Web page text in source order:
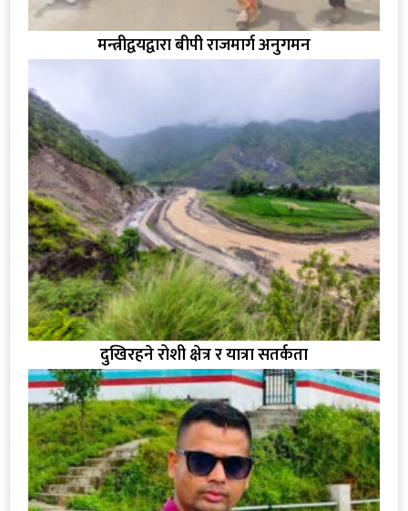
मन्त्रीद्वयद्वारा बीपी राजमार्ग अनुगमन
दुखिरहने रोशी क्षेत्र र यात्रा सतर्कता